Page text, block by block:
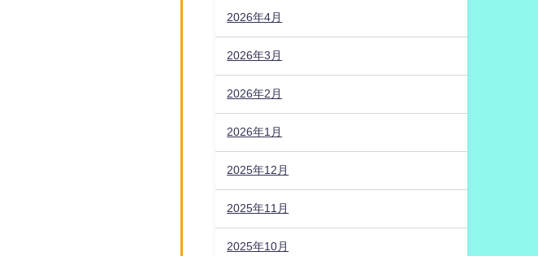
2026年4月
2026年3月
2026年2月
2026年1月
2025年12月
2025年11月
2025年10月